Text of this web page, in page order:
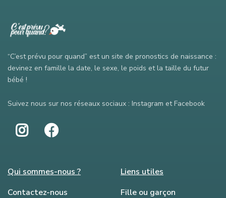
“C’est prévu pour quand” est un site de pronostics de naissance :
devinez en famille la date, le sexe, le poids et la taille du futur
bébé !
Suivez nous sur nos réseaux sociaux : Instagram et Facebook
Qui sommes-nous ?
Contactez-nous
Liens utiles
Fille ou garçon